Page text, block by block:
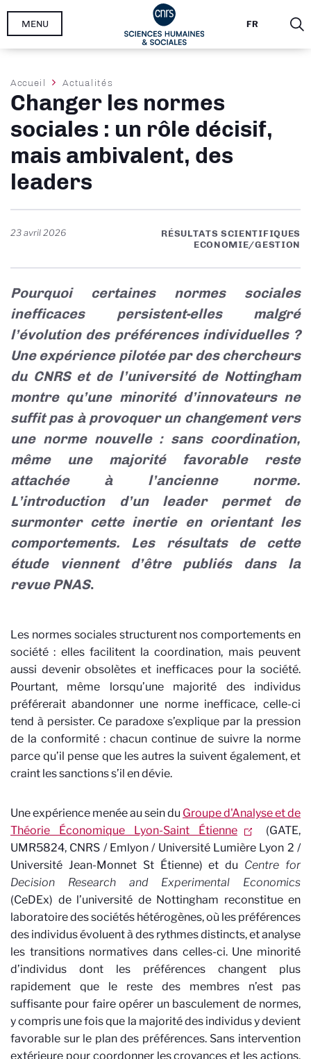
Aller
FR
MENU
Fil
d'Ariane
Accueil Actualités
Changer les normes
sociales : un rôle décisif,
mais ambivalent, des
leaders
23 avril 2026
RÉSULTATS SCIENTIFIQUES
ECONOMIE/GESTION
Pourquoi certaines normes sociales
inefficaces persistent-elles malgré
l’évolution des préférences individuelles ?
Une expérience pilotée par des chercheurs
du CNRS et de l’université de Nottingham
montre qu’une minorité d’innovateurs ne
suffit pas à provoquer un changement vers
une norme nouvelle : sans coordination,
même une majorité favorable reste
attachée à l’ancienne norme.
L’introduction d’un leader permet de
surmonter cette inertie en orientant les
comportements. Les résultats de cette
étude viennent d’être publiés dans la
revue PNAS.
Les normes sociales structurent nos comportements en
société : elles facilitent la coordination, mais peuvent
aussi devenir obsolètes et inefficaces pour la société.
Pourtant, même lorsqu’une majorité des individus
préférerait abandonner une norme inefficace, celle-ci
tend à persister. Ce paradoxe s’explique par la pression
de la conformité : chacun continue de suivre la norme
parce qu’il pense que les autres la suivent également, et
craint les sanctions s’il en dévie.
Une expérience menée au sein du Groupe d'Analyse et de
Théorie Économique Lyon-Saint Étienne
(GATE,
UMR5824, CNRS / Emlyon / Université Lumière Lyon 2 /
Université Jean-Monnet St Étienne) et du Centre for
Decision Research and Experimental Economics
(CeDEx) de l’université de Nottingham reconstitue en
laboratoire des sociétés hétérogènes, où les préférences
des individus évoluent à des rythmes distincts, et analyse
les transitions normatives dans celles-ci. Une minorité
d’individus dont les préférences changent plus
rapidement que le reste des membres n’est pas
suffisante pour faire opérer un basculement de normes,
y compris une fois que la majorité des individus y devient
favorable sur le plan des préférences. Sans intervention
extérieure pour coordonner les croyances et les actions,